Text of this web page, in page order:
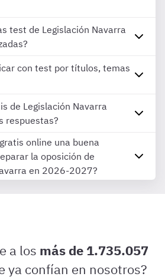
test de Legislación Navarra
con test por títulos, temas
de Legislación Navarra
respuestas?
online una buena
la oposición de
en 2026-2027?
a los más de 1.735.057
ya confían en nosotros?